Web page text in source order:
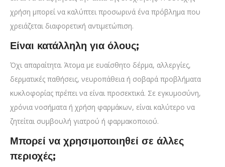
χρήση μπορεί να καλύπτει προσωρινά ένα πρόβλημα που
χρειάζεται διαφορετική αντιμετώπιση.
Είναι κατάλληλη για όλους;
Όχι απαραίτητα. Άτομα με ευαίσθητο δέρμα, αλλεργίες,
δερματικές παθήσεις, νευροπάθεια ή σοβαρά προβλήματα
κυκλοφορίας πρέπει να είναι προσεκτικά. Σε εγκυμοσύνη,
χρόνια νοσήματα ή χρήση φαρμάκων, είναι καλύτερο να
ζητείται συμβουλή γιατρού ή φαρμακοποιού.
Μπορεί να χρησιμοποιηθεί σε άλλες
περιοχές;